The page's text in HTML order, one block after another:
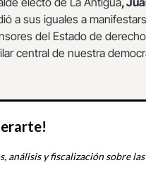
a sus iguales a
del Estado de
central de nuestra
análisis y fiscalización sobre las